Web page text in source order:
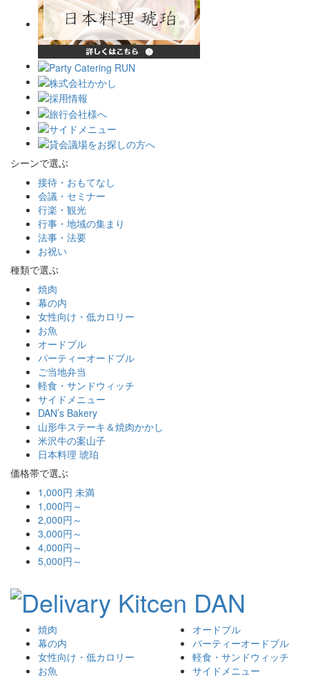
シーンで選ぶ
接待・おもてなし
会議・セミナー
行楽・観光
行事・地域の集まり
法事・法要
お祝い
種類で選ぶ
焼肉
幕の内
女性向け・低カロリー
お魚
オードブル
パーティーオードブル
ご当地弁当
軽食・サンドウィッチ
サイドメニュー
DAN’s Bakery
山形牛ステーキ＆焼肉かかし
米沢牛の案山子
日本料理 琥珀
価格帯で選ぶ
1,000円 未満
1,000円～
2,000円～
3,000円～
4,000円～
5,000円～
焼肉
幕の内
女性向け・低カロリー
お魚
オードブル
パーティーオードブル
軽食・サンドウィッチ
サイドメニュー